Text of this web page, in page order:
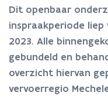
Dit openbaar
inspraakperiode
2023. Alle
gebundeld en
overzicht hiervan
vervoerregio